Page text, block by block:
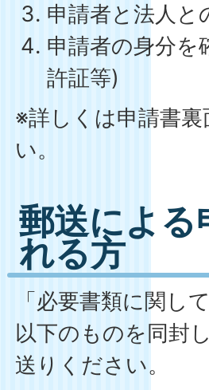
申請者と法人と
申請者の身分を
許証等)
※詳しくは申請書
い。
郵送による
れる方
「必要書類に関し
以下のものを同封
送りください。